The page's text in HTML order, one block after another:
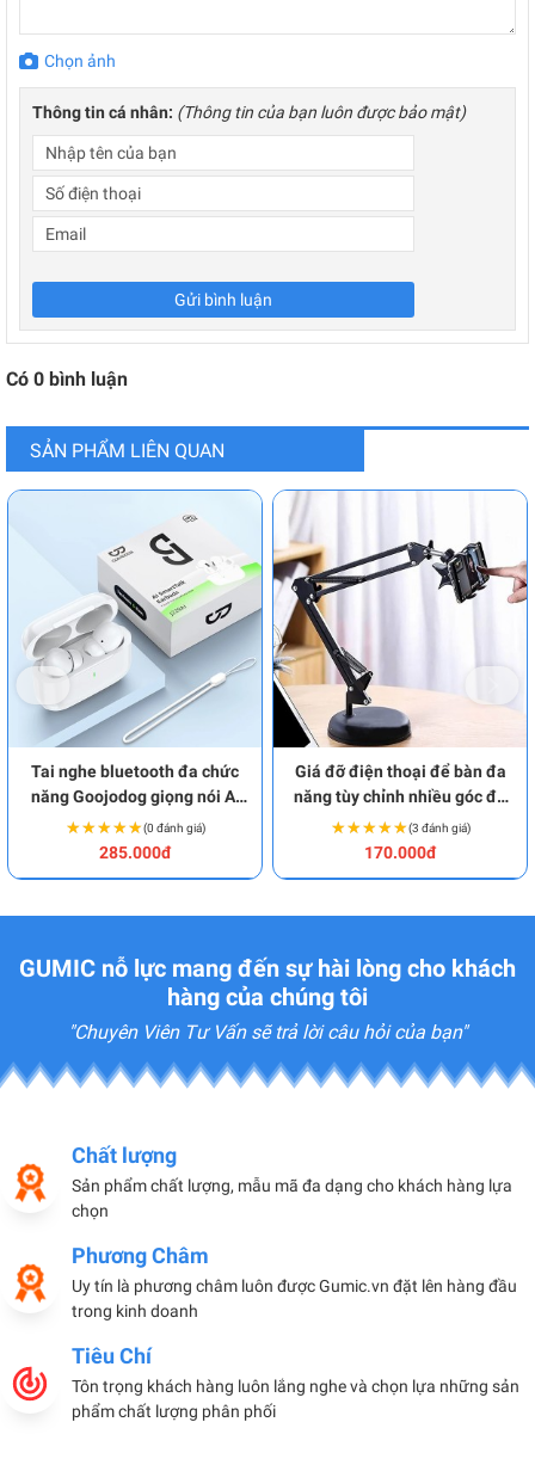
Chọn ảnh
Thông tin cá nhân: (Thông tin của bạn luôn được bảo mật)
Gửi bình luận
Có 0 bình luận
SẢN PHẨM LIÊN QUAN
Tai nghe bluetooth đa chức
năng Goojodog giọng nói AI
BA1934
★★★★★
★★★★★(0 đánh giá)
285.000đ
Giá đỡ điện thoại để bàn đa
năng tùy chỉnh nhiều góc độ
BA1979
★★★★★
★★★★★(3 đánh giá)
170.000đ
GUMIC nỗ lực mang đến sự hài lòng cho khách
hàng của chúng tôi
"Chuyên Viên Tư Vấn sẽ trả lời câu hỏi của bạn"
Chất lượng
Sản phẩm chất lượng, mẫu mã đa dạng cho khách hàng lựa
chọn
Phương Châm
Uy tín là phương châm luôn được Gumic.vn đặt lên hàng đầu
trong kinh doanh
Tiêu Chí
Tôn trọng khách hàng luôn lắng nghe và chọn lựa những sản
phẩm chất lượng phân phối